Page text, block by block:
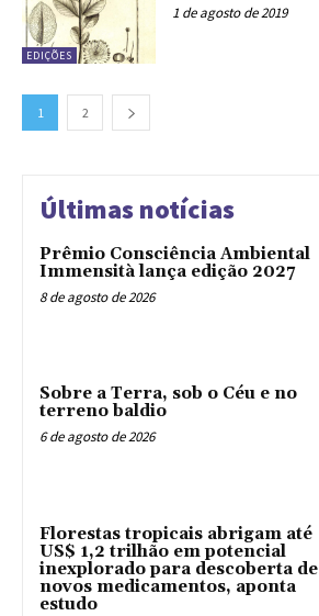
EDIÇÕES
1 de agosto de 2019
1 2
Últimas notícias
Prêmio Consciência Ambiental
Immensità lança edição 2027
8 de agosto de 2026
Sobre a Terra, sob o Céu e no
terreno baldio
6 de agosto de 2026
Florestas tropicais abrigam até
US$ 1,2 trilhão em potencial
inexplorado para descoberta de
novos medicamentos, aponta
estudo